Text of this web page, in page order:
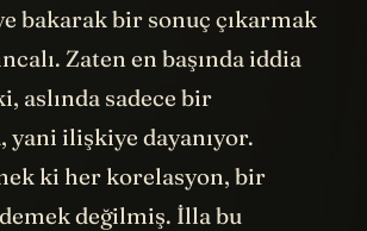
bakarak bir sonuç çıkarmak
Zaten en başında iddia
aslında sadece bir
yani ilişkiye dayanıyor.
ki her korelasyon, bir
demek değilmiş. İlla bu